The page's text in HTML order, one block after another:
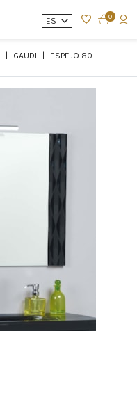
ES 0
GAUDI ESPEJO 80